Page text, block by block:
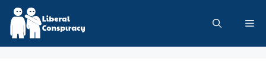
Skip
content